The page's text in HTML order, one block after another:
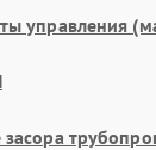
управления
засора